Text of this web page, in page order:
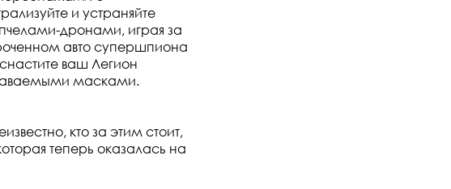
и устраняйте
дронами, играя за
авто супершпиона
ваш Легион
масками.
кто за этим стоит,
теперь оказалась на